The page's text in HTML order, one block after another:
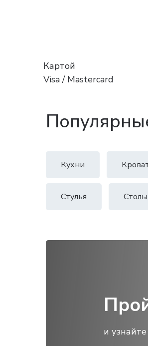
Картой
Visa / Mastercard
Кухни
Стулья Столы
и